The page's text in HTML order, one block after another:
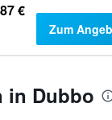
87 €
Zum
in Dubbo